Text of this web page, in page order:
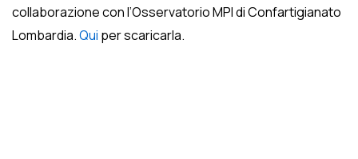
collaborazione con l’Osservatorio MPI di Confartigianato
Lombardia.Qui per scaricarla.